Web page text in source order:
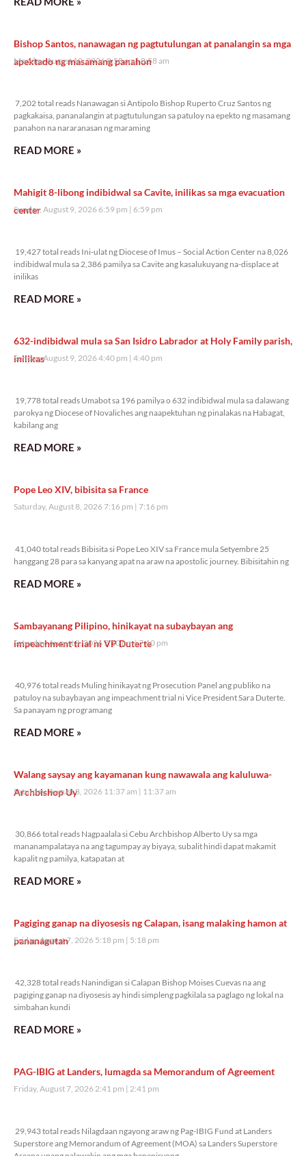
Bishop Santos, nanawagan ng pagtutulungan at panalangin sa mga
apektado ng masamang panahon
Monday, August 10, 2026 8:58 am 8:58 am
7,202 total reads Nanawagan si Antipolo Bishop Ruperto Cruz Santos ng
pagkakaisa, pananalangin at pagtutulungan sa patuloy na epekto ng masamang
panahon na nararanasan ng maraming
READ MORE »
Mahigit 8-libong indibidwal sa Cavite, inilikas sa mga evacuation
center
Sunday, August 9, 2026 6:59 pm 6:59 pm
19,427 total reads Ini-ulat ng Diocese of Imus – Social Action Center na 8,026
indibidwal mula sa 2,386 pamilya sa Cavite ang kasalukuyang na-displace at
inilikas
READ MORE »
632-indibidwal mula sa San Isidro Labrador at Holy Family parish,
inilikas
Sunday, August 9, 2026 4:40 pm 4:40 pm
19,778 total reads Umabot sa 196 pamilya o 632 indibidwal mula sa dalawang
parokya ng Diocese of Novaliches ang naapektuhan ng pinalakas na Habagat,
kabilang ang
READ MORE »
Pope Leo XIV, bibisita sa France
Saturday, August 8, 2026 7:16 pm 7:16 pm
41,040 total reads Bibisita si Pope Leo XIV sa France mula Setyembre 25
hanggang 28 para sa kanyang apat na araw na apostolic journey. Bibisitahin ng
READ MORE »
Sambayanang Pilipino, hinikayat na subaybayan ang
impeachment trial ni VP Duterte
Saturday, August 8, 2026 7:10 pm 7:10 pm
40,976 total reads Muling hinikayat ng Prosecution Panel ang publiko na
patuloy na subaybayan ang impeachment trial ni Vice President Sara Duterte.
Sa panayam ng programang
READ MORE »
Walang saysay ang kayamanan kung nawawala ang kaluluwa-
Archbishop Uy
Saturday, August 8, 2026 11:37 am 11:37 am
30,866 total reads Nagpaalala si Cebu Archbishop Alberto Uy sa mga
mananampalataya na ang tagumpay ay biyaya, subalit hindi dapat makamit
kapalit ng pamilya, katapatan at
READ MORE »
Pagiging ganap na diyosesis ng Calapan, isang malaking hamon at
pananagutan
Friday, August 7, 2026 5:18 pm 5:18 pm
42,328 total reads Nanindigan si Calapan Bishop Moises Cuevas na ang
pagiging ganap na diyosesis ay hindi simpleng pagkilala sa paglago ng lokal na
simbahan kundi
READ MORE »
PAG-IBIG at Landers, lumagda sa Memorandum of Agreement
Friday, August 7, 2026 2:41 pm 2:41 pm
29,943 total reads Nilagdaan ngayong araw ng Pag-IBIG Fund at Landers
Superstore ang Memorandum of Agreement (MOA) sa Landers Superstore